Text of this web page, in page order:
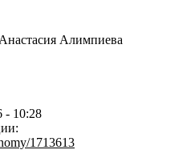
Анастасия Алимпиева
- 10:28
1713613